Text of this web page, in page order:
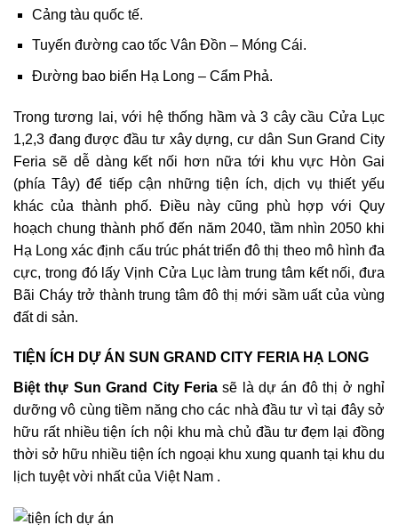
Cảng tàu quốc tế.
Tuyến đường cao tốc Vân Đồn – Móng Cái.
Đường bao biển Hạ Long – Cẩm Phả.
Trong tương lai, với hệ thống hầm và 3 cây cầu Cửa Lục
1,2,3 đang được đầu tư xây dựng, cư dân Sun Grand City
Feria sẽ dễ dàng kết nối hơn nữa tới khu vực Hòn Gai
(phía Tây) để tiếp cận những tiện ích, dịch vụ thiết yếu
khác của thành phố. Điều này cũng phù hợp với Quy
hoạch chung thành phố đến năm 2040, tầm nhìn 2050 khi
Hạ Long xác định cấu trúc phát triển đô thị theo mô hình đa
cực, trong đó lấy Vịnh Cửa Lục làm trung tâm kết nối, đưa
Bãi Cháy trở thành trung tâm đô thị mới sầm uất của vùng
đất di sản.
TIỆN ÍCH DỰ ÁN SUN GRAND CITY FERIA HẠ LONG
Biệt thự Sun Grand City Feriasẽ là dự án đô thị ở nghỉ
dưỡng vô cùng tiềm năng cho các nhà đầu tư vì tại đây sở
hữu rất nhiều tiện ích nội khu mà chủ đầu tư đẹm lại đồng
thời sở hữu nhiều tiện ích ngoại khu xung quanh tại khu du
lịch tuyệt vời nhất của Việt Nam .